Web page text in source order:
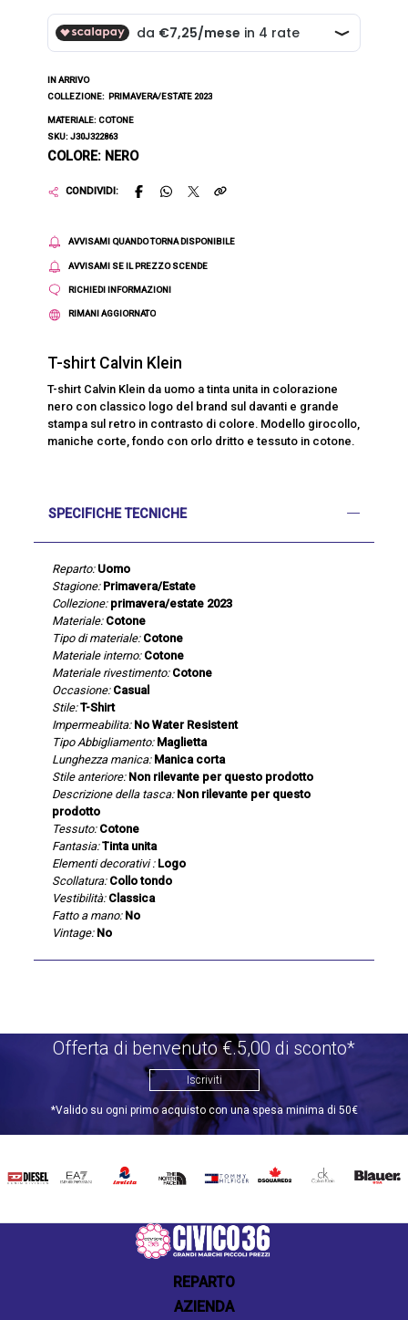
IN ARRIVO
COLLEZIONE: PRIMAVERA/ESTATE 2023
MATERIALE: COTONE
SKU: J30J322863
COLORE: NERO
CONDIVIDI:
AVVISAMI QUANDO TORNA DISPONIBILE
AVVISAMI SE IL PREZZO SCENDE
RICHIEDI INFORMAZIONI
RIMANI AGGIORNATO
T-shirt Calvin Klein
T-shirt Calvin Klein da uomo a tinta unita in colorazione
nero con classico logo del brand sul davanti e grande
stampa sul retro in contrasto di colore. Modello girocollo,
maniche corte, fondo con orlo dritto e tessuto in cotone.
SPECIFICHE TECNICHE
Reparto: Uomo
Stagione: Primavera/Estate
Collezione: primavera/estate 2023
Materiale: Cotone
Tipo di materiale: Cotone
Materiale interno: Cotone
Materiale rivestimento: Cotone
Occasione: Casual
Stile: T-Shirt
Impermeabilita: No Water Resistent
Tipo Abbigliamento: Maglietta
Lunghezza manica: Manica corta
Stile anteriore: Non rilevante per questo prodotto
Descrizione della tasca: Non rilevante per questo
prodotto
Tessuto: Cotone
Fantasia: Tinta unita
Elementi decorativi : Logo
Scollatura: Collo tondo
Vestibilità: Classica
Fatto a mano: No
Vintage: No
Offerta di benvenuto €.5,00 di sconto*
Iscriviti
*Valido su ogni primo acquisto con una spesa minima di 50€
DIESEL EA7 INVICTATHE
TOMMY
DSQUARED2
CALVIN BLAUER
REPARTO
AZIENDA